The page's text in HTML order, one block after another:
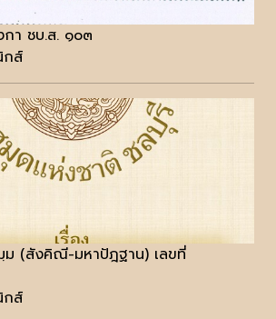
า ชบ.ส. ๑๐๓
กส์
(สังคิณี-มหาปัฎฐาน) เลขที่
กส์